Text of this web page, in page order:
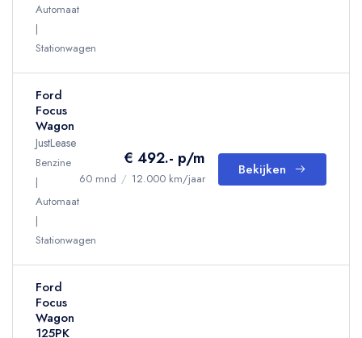
Automaat
Stationwagen
Ford
Focus
Wagon
JustLease
Benzine
Automaat
Stationwagen
€ 492.- p/m
60 mnd / 12.000 km/jaar
Bekijken
Ford
Focus
Wagon
125PK